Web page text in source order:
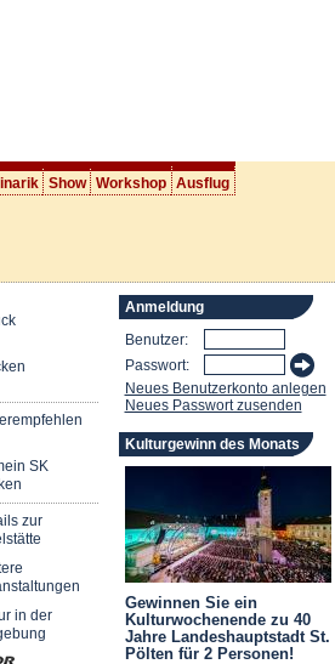
Show Workshop Ausflug
SK
zur
in der
Anmeldung
Benutzer:
Passwort:
Neues Benutzerkonto anlegen
Neues Passwort zusenden
Kulturgewinn des Monats
Gewinnen Sie ein
Kulturwochenende zu 40
Jahre Landeshauptstadt St.
Pölten für 2 Personen!